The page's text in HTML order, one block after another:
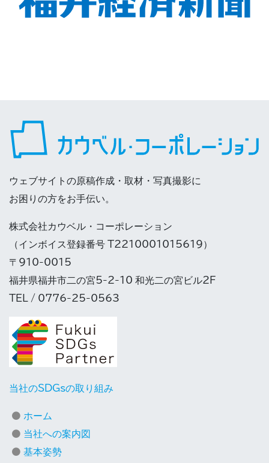
ウェブサイトの原稿作成・取材・写真撮影に
お困りの方をお手伝い。
株式会社カウベル・コーポレーション
（インボイス登録番号 T2210001015619）
〒910-0015
福井県福井市二の宮5-2-10 和光二の宮ビル2F
TEL / 0776-25-0563
当社のSDGsの取り組み
ホーム
当社への案内図
基本姿勢